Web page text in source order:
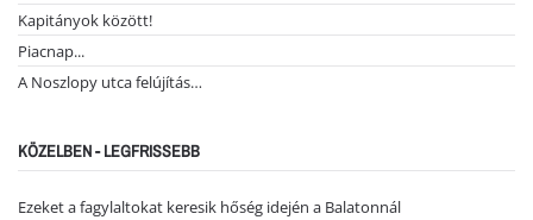
Kapitányok között!
Piacnap...
A Noszlopy utca felújítás…
KÖZELBEN - LEGFRISSEBB
Ezeket a fagylaltokat keresik hőség idején a Balatonnál